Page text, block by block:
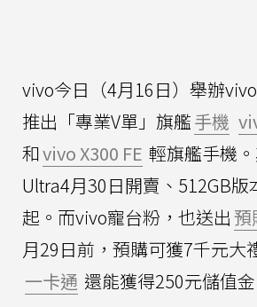
vivo今日（4月16日）舉辦
推出「專業V單」旗艦手機
和vivo X300 FE 輕旗艦手機
Ultra4月30日開賣、512GB版
起。而vivo寵台粉，也送出預
月29日前，預購可獲7千元大
一卡通 還能獲得250元儲值金